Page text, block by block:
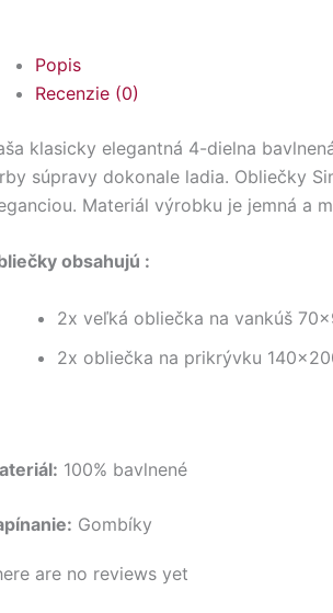
Popis
Recenzie (0)
klasicky elegantná 4-dielna
súpravy dokonale ladia. Obliečky
Materiál výrobku je jemná a
obsahujú :
2x veľká obliečka na vankúš
2x obliečka na prikrývku
100% bavlnené
Gombíky
are no reviews yet